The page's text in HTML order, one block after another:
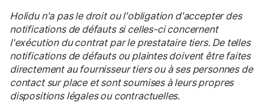
Holidu n'a pas le droit ou l'obligation d'accepter des
notifications de défauts si celles-ci concernent
l'exécution du contrat par le prestataire tiers. De telles
notifications de défauts ou plaintes doivent être faites
directement au fournisseur tiers ou à ses personnes de
contact sur place et sont soumises à leurs propres
dispositions légales ou contractuelles.